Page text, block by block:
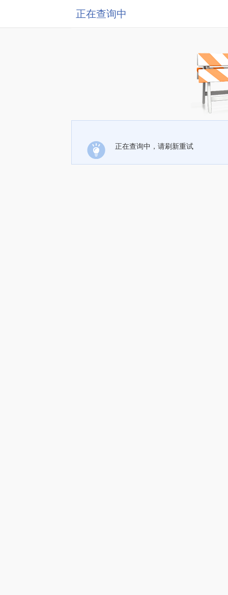
正在查询中
正在查询中，请刷新重试